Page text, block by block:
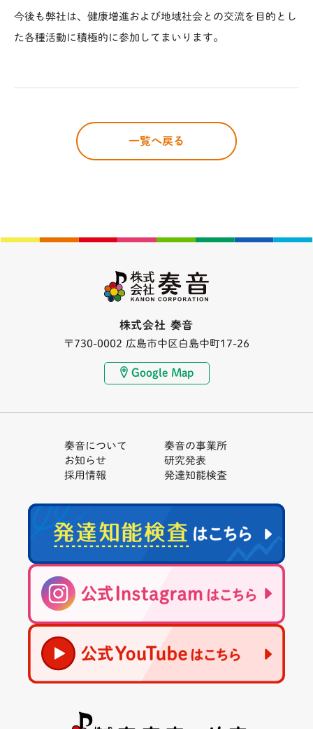
今後も弊社は、健康増進および地域社会との交流を目的とし
た各種活動に積極的に参加してまいります。
一覧へ戻る
株式会社 奏音
〒730-0002 広島市中区白島中町17-26
Google Map
奏音について
奏音の事業所
お知らせ
研究発表
採用情報
発達知能検査